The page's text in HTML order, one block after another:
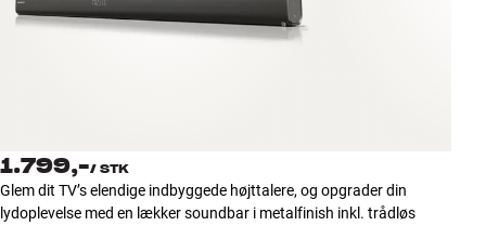
Tilbehør
NYHEDER
1.799,-/ STK
Glem dit TV’s elendige indbyggede højttalere, og opgrader din
lydoplevelse med en lækker soundbar i metalfinish inkl. trådløs